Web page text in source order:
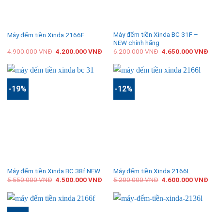
Máy đếm tiền Xinda 2166F
4.900.000VNĐ 4.200.000VNĐ
Máy đếm tiền Xinda BC 31F –
NEW chính hãng
6.200.000VNĐ 4.650.000VNĐ
-19%
Máy đếm tiền Xinda BC 38f NEW
5.550.000VNĐ 4.500.000VNĐ
-12%
Máy đếm tiền Xinda 2166L
5.200.000VNĐ 4.600.000VNĐ